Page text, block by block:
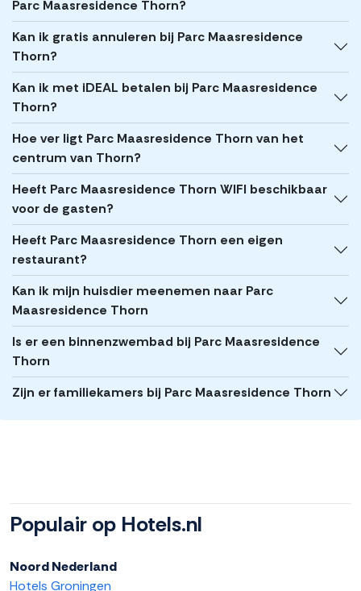
Parc Maasresidence Thorn?
Kan ik gratis annuleren bij Parc Maasresidence
Thorn?
Kan ik met iDEAL betalen bij Parc Maasresidence
Thorn?
Hoe ver ligt Parc Maasresidence Thorn van het
centrum van Thorn?
Heeft Parc Maasresidence Thorn WIFI beschikbaar
voor de gasten?
Heeft Parc Maasresidence Thorn een eigen
restaurant?
Kan ik mijn huisdier meenemen naar Parc
Maasresidence Thorn
Is er een binnenzwembad bij Parc Maasresidence
Thorn
Zijn er familiekamers bij Parc Maasresidence Thorn
Populair op Hotels.nl
Noord Nederland
Hotels Groningen